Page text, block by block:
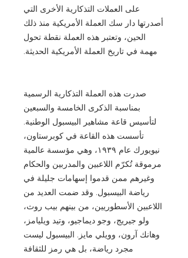
على العملات التذكارية الأخرى التي
أصدرتها دار سك العملة الأمريكية منذ ذلك
الحين، وتعتبر هذه العملة نقطة تحول
مهمة في تاريخ العملة الأمريكية الحديثة.
صدرت هذه العملة التذكارية الرسمية
بمناسبة الذكرى الخامسة والسبعين
لتأسيس قاعة مشاهير البيسبول الوطنية.
تأسست هذه القاعة في كوبرستاون،
نيويورك عام ١٩٣٩، وهي مؤسسة عالمية
مرموقة تُكرّم اللاعبين والمدربين والحكام
وغيرهم ممن قدموا إسهامات جليلة في
رياضة البيسبول. وقد ضمت العديد من
اللاعبين الأسطوريين، من بينهم بيب روث،
ولو جيريج، وجو ديماجيو، وتيد ويليامز،
وهانك آرون، وويلي مايز. البيسبول ليست
مجرد رياضة، بل هي رمز للثقافة